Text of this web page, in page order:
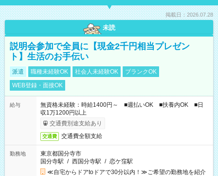
掲載日：2026.07.28
未読
説明会参加で全員に【現金2千円相当プレゼン
ト】生活のお手伝い
派遣 職種未経験OK 社会人未経験OK
ブランクOK
WEB登録・面接OK
給与
無資格未経験：時給1400円～ ■週払いOK ■扶養内OK ■日
収1万1200円以上
交通費別途支給あり
交通費 交通費全額支給
勤務地
東京都国分寺市
国分寺駅 / 西国分寺駅 / 恋ケ窪駅
≪自宅からドアtoドアで30分以内！≫ご希望の勤務地を紹介